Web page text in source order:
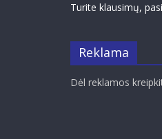
Turite klausimų,
Reklama
Dėl reklamos